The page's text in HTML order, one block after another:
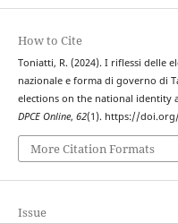
How to Cite
Toniatti, R. (2024). I riflessi delle
nazionale e forma di governo di
elections on the national identity
DPCE Online, 62(1). https://doi.org/
More Citation Formats
Issue